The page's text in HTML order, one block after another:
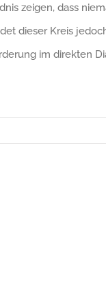
zeigen, dass
dieser Kreis
im direkten